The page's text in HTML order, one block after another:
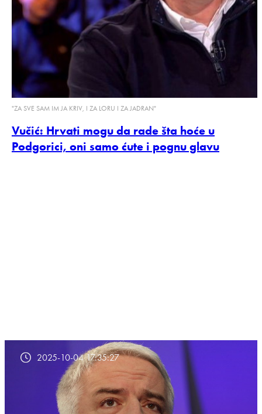
"ZA SVE SAM IM JA KRIV, I ZA LORU I ZA JADRAN"
Vučić: Hrvati mogu da rade šta hoće u
Podgorici, oni samo ćute i pognu glavu
2025-10-04 17:35:27